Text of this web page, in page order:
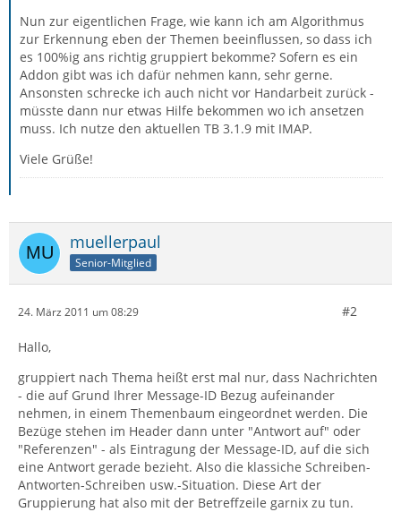
Nun zur eigentlichen Frage, wie kann ich am Algorithmus
zur Erkennung eben der Themen beeinflussen, so dass ich
es 100%ig ans richtig gruppiert bekomme? Sofern es ein
Addon gibt was ich dafür nehmen kann, sehr gerne.
Ansonsten schrecke ich auch nicht vor Handarbeit zurück -
müsste dann nur etwas Hilfe bekommen wo ich ansetzen
muss. Ich nutze den aktuellen TB 3.1.9 mit IMAP.
Viele Grüße!
muellerpaul
Senior-Mitglied
24. März 2011 um 08:29 #2
Hallo,
gruppiert nach Thema heißt erst mal nur, dass Nachrichten
- die auf Grund Ihrer Message-ID Bezug aufeinander
nehmen, in einem Themenbaum eingeordnet werden. Die
Bezüge stehen im Header dann unter "Antwort auf" oder
"Referenzen" - als Eintragung der Message-ID, auf die sich
eine Antwort gerade bezieht. Also die klassiche Schreiben-
Antworten-Schreiben usw.-Situation. Diese Art der
Gruppierung hat also mit der Betreffzeile garnix zu tun.